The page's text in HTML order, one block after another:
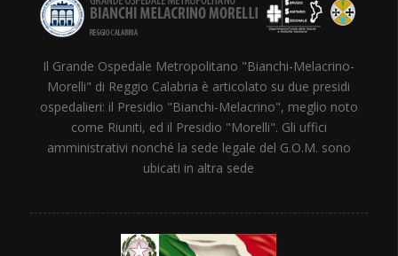
Il Grande Ospedale Metropolitano "Bianchi-Melacrino-
Morelli" di Reggio Calabria è articolato su due presidi
ospedalieri: il Presidio "Bianchi-Melacrino", meglio noto
come Riuniti, ed il Presidio "Morelli". Gli uffici
amministrativi nonché la sede legale del G.O.M. sono
ubicati in altra sede